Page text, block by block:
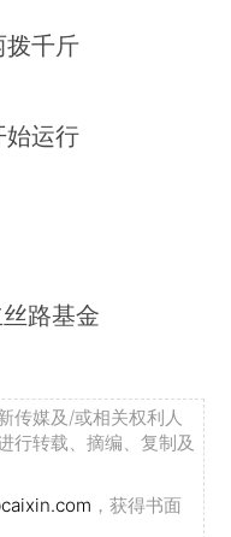
拨千斤
始运行
路基金
传媒及/或相关权利人
行转载、摘编、复制及
，获得书面